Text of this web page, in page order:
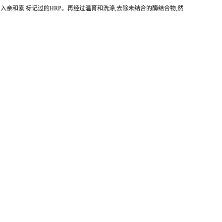
亲和素 标记过的HRP。再经过温育和洗涤,去除未结合的酶结合物,然